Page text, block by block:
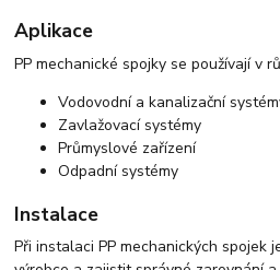
Aplikace
PP mechanické spojky se používají v
Vodovodní a kanalizační
Zavlažovací systémy
Průmyslové zařízení
Odpadní systémy
Instalace
Při instalaci PP mechanických spojek